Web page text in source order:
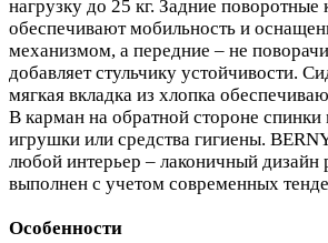
нагрузку до 25 кг. Задние поворотные
обеспечивают мобильность и
механизмом, а передние – не
добавляет стульчику устойчивости.
мягкая вкладка из хлопка
В карман на обратной стороне
игрушки или средства гигиены.
любой интерьер – лаконичный дизайн
выполнен с учетом современных
Особенности